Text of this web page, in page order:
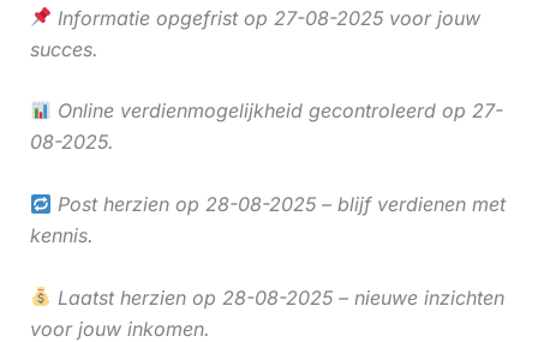
Informatie opgefrist op 27-08-2025 voor jouw
succes.
Online verdienmogelijkheid gecontroleerd op 27-
08-2025.
Post herzien op 28-08-2025 – blijf verdienen met
kennis.
Laatst herzien op 28-08-2025 – nieuwe inzichten
voor jouw inkomen.